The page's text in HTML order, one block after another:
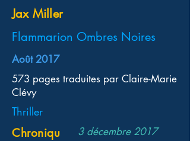
Jax Miller
Flammarion Ombres Noires
Août 2017
573 pages traduites par Claire-Marie
Clévy
Thriller
Chroniqu
3 décembre 2017